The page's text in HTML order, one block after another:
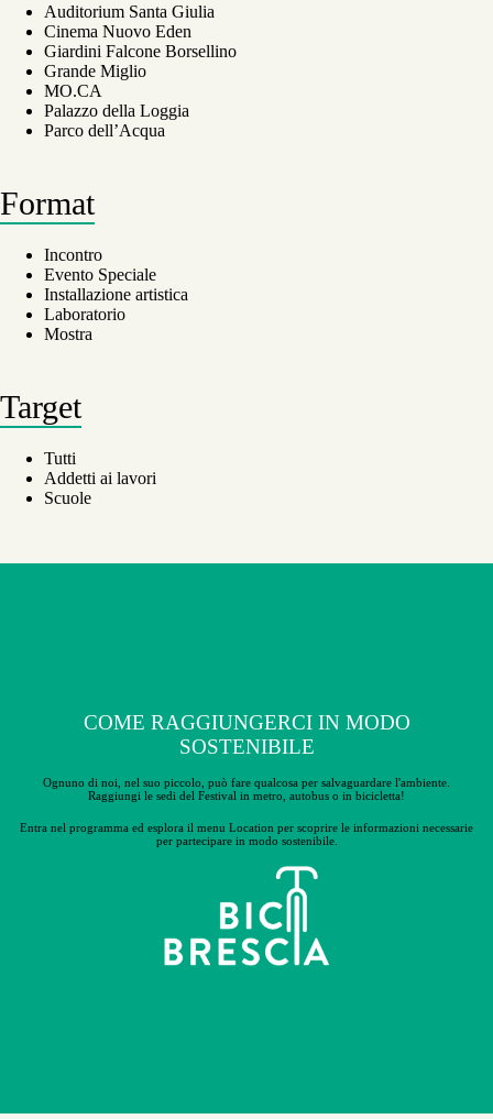
Auditorium Santa Giulia
Cinema Nuovo Eden
Giardini Falcone Borsellino
Grande Miglio
MO.CA
Palazzo della Loggia
Parco dell’Acqua
Format
Incontro
Evento Speciale
Installazione artistica
Laboratorio
Mostra
Target
Tutti
Addetti ai lavori
Scuole
COME RAGGIUNGERCI IN MODO
SOSTENIBILE
Ognuno di noi, nel suo piccolo, può fare qualcosa per salvaguardare l'ambiente.
Raggiungi le sedi del Festival in metro, autobus o in bicicletta!
Entra nel programma ed esplora il menu Location per scoprire le informazioni necessarie
per partecipare in modo sostenibile.